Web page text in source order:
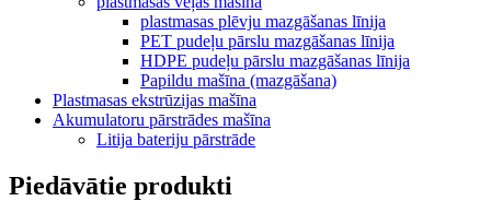
plastmasas plēvju mazgāšanas līnija
PET pudeļu pārslu mazgāšanas līnija
HDPE pudeļu pārslu mazgāšanas līnija
Papildu mašīna (mazgāšana)
Plastmasas ekstrūzijas mašīna
Akumulatoru pārstrādes mašīna
Litija bateriju pārstrāde
Piedāvātie produkti